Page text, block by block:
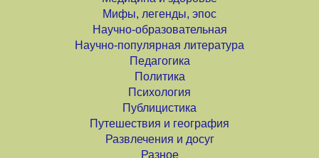
Мифы, легенды, эпос
Научно-образовательная
Научно-популярная литература
Педагогика
Политика
Психология
Публицистика
Путешествия и география
Развлечения и досуг
Разное